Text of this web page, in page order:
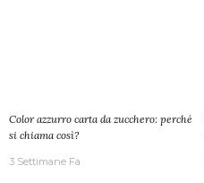
Color azzurro carta da zucchero: perché
si chiama così?
3 Settimane Fa